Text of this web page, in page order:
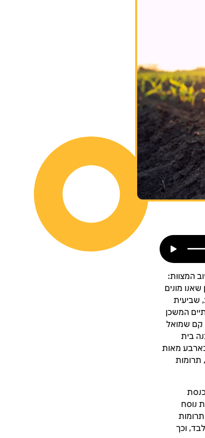
המצוות:
וסיימו לחלקה לשנים עשר השבטים (בשנת 2503 למניין שאנו מונים
שביעית
המשכן
קם שמואל
בית
עמד על תילו כארבע מאות
תרומות
נוסח
וכך